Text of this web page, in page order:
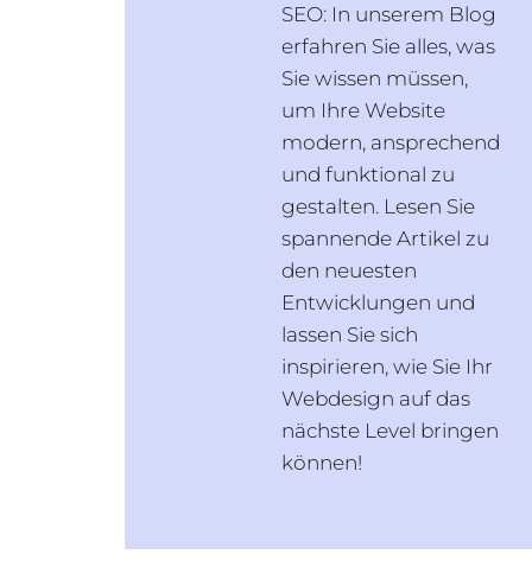
SEO: In unserem Blog
erfahren Sie alles, was
Sie wissen müssen,
um Ihre Website
modern, ansprechend
und funktional zu
gestalten. Lesen Sie
spannende Artikel zu
den neuesten
Entwicklungen und
lassen Sie sich
inspirieren, wie Sie Ihr
Webdesign auf das
nächste Level bringen
können!